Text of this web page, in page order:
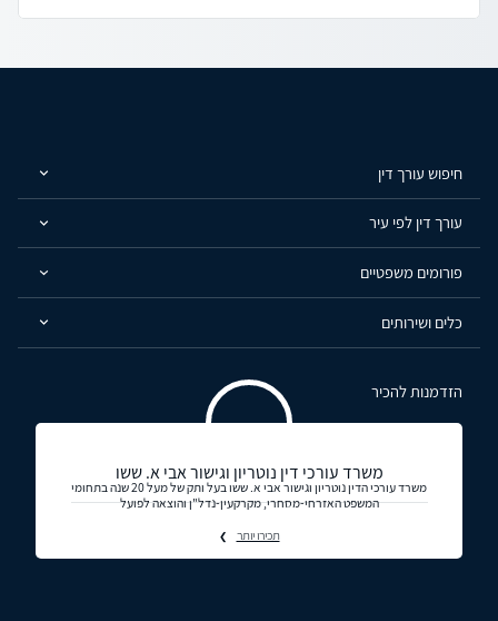
חיפוש עורך דין
עורך דין לפי עיר
פורומים משפטיים
כלים ושירותים
הזדמנות להכיר
משרד עורכי דין נוטריון וגישור אבי א. ששו
משרד עורכי הדין נוטריון וגישור אבי א. ששו בעל ותק של מעל 20 שנה בתחומי
המשפט האזרחי-מסחרי, מקרקעין-נדל"ן והוצאה לפועל
תכירו יותר